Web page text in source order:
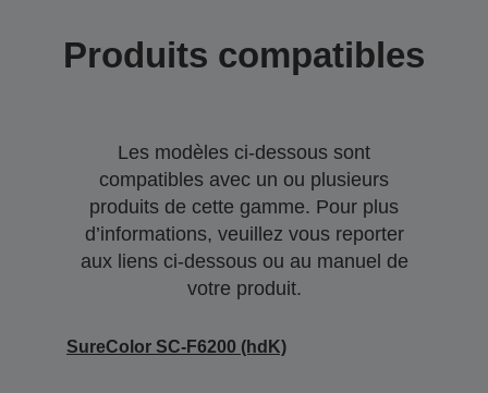
Produits compatibles
Les modèles ci-dessous sont
compatibles avec un ou plusieurs
produits de cette gamme. Pour plus
d’informations, veuillez vous reporter
aux liens ci-dessous ou au manuel de
votre produit.
SureColor SC-F6200 (hdK)